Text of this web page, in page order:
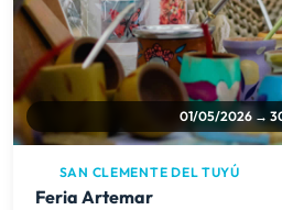
01/05/2026 →
SAN CLEMENTE DEL TUYÚ
Feria Artemar